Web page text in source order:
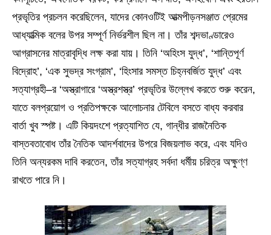
প্রভৃতির প্রচলন করেছিলেন, যাদের কোনওটিই আত্মপীড়নসঞ্জাত প্রেমের
আধ্যাত্মিক বলের উপর সম্পূর্ণ নির্ভরশীল ছিল না। তাঁর শব্দভাণ্ডারেও
আগ্রাসনের মাত্রাবৃদ্ধি লক্ষ করা যায়। তিনি ‘অহিংস যুদ্ধ’, ‘শান্তিপূর্ণ
বিদ্রোহ’, ‘এক সুভদ্র সংগ্রাম’, ‘হিংসার সমস্ত চিহ্নবর্জিত যুদ্ধ’ এবং
সত্যাগ্রহী–র ‘অস্ত্রাগারে ‘অস্ত্রশস্ত্র’ প্রভৃতির উল্লেখ করতে শুরু করেন,
যাতে বলপ্রয়োগ ও প্রতিপক্ষকে আলোচনার টেবিলে বসতে বাধ্য করবার
বার্তা খুব স্পষ্ট। এটি কিয়দংশে প্রত্যাশিত যে, গান্ধীর রাজনৈতিক
বাস্তবতাবোধ তাঁর নৈতিক আদর্শবাদের উপরে বিজয়লাভ করে, এবং যদিও
তিনি অন্যরকম দাবি করতেন, তাঁর সত্যাগ্রহ সর্বদা ধর্মীয় চরিত্র অক্ষুণ্ণ
রাখতে পারে নি।